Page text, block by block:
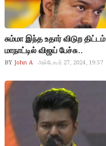
சும்மா இந்த உதார் விடுற
மாநாட்டில் விஜய் பேச்சு..
BY John A அக்டோபர் 27, 2024, 19:57